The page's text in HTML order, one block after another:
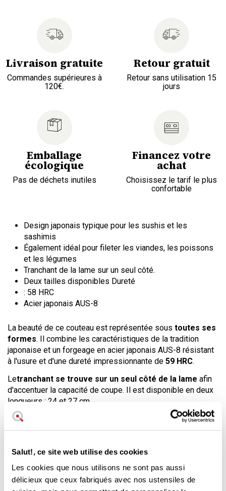
Salut!, ce site web utilise des cookies
Les cookies que nous utilisons ne sont pas aussi
délicieux que ceux fabriqués avec nos ustensiles de
Livraison gratuite
Commandes supérieures à
120€.
Retour gratuit
Retour sans utilisation 15
jours
Emballage
écologique
Pas de déchets inutiles
Financez votre
achat
Choisissez le tarif le plus
confortable
Design japonais typique pour les sushis et les
sashimis
Également idéal pour fileter les viandes, les poissons
et les légumes
Tranchant de la lame sur un seul côté.
Deux tailles disponibles Dureté
: 58 HRC
Acier japonais AUS-8
La beauté de ce couteau est représentée sous toutes ses
formes. Il combine les caractéristiques de la tradition
japonaise et un forgeage en acier japonais AUS-8 résistant
à l'usure et d'une dureté impressionnante de 59 HRC.
Letranchant se trouve sur un seul côté de la lame afin
d'accentuer la capacité de coupe. Il est disponible en deux
longueurs : 24 et 27 cm.
Le manche est en
léger et robuste, ce qui
vous permet de travailler confortablement sans vous
géométrie des formes, permet d'effectuer les travaux de
coupe quotidiens avec un maximum de confort et de